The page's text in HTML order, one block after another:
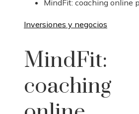
MindFit: coaching online
Inversiones y negocios
MindFit:
coaching